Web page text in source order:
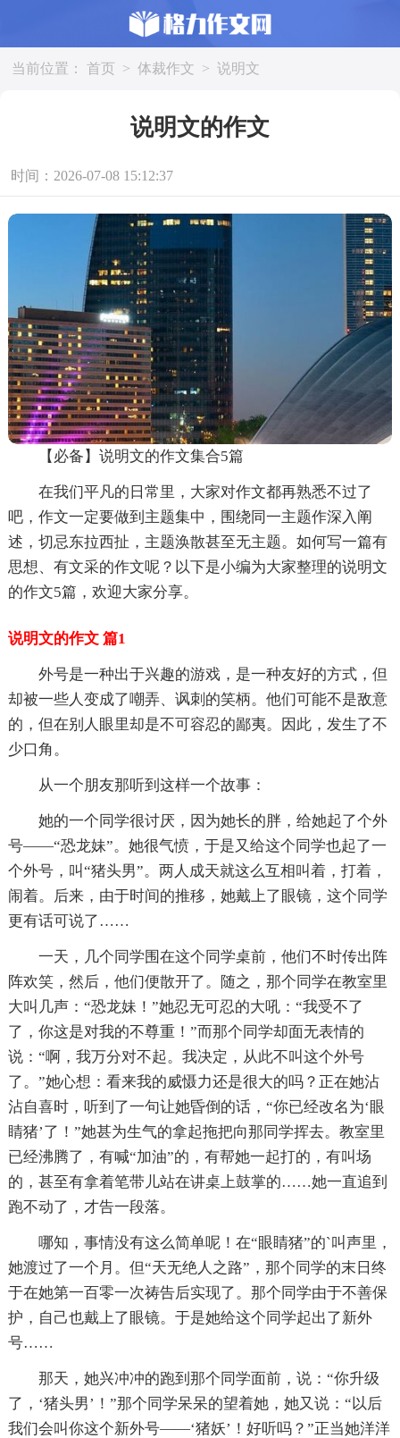
当前位置： 首页 > 体裁作文 > 说明文
说明文的作文
时间：2026-07-08 15:12:37
【必备】说明文的作文集合5篇
在我们平凡的日常里，大家对作文都再熟悉不过了
吧，作文一定要做到主题集中，围绕同一主题作深入阐
述，切忌东拉西扯，主题涣散甚至无主题。如何写一篇有
思想、有文采的作文呢？以下是小编为大家整理的说明文
的作文5篇，欢迎大家分享。
说明文的作文 篇1
外号是一种出于兴趣的游戏，是一种友好的方式，但
却被一些人变成了嘲弄、讽刺的笑柄。他们可能不是敌意
的，但在别人眼里却是不可容忍的鄙夷。因此，发生了不
少口角。
从一个朋友那听到这样一个故事：
她的一个同学很讨厌，因为她长的胖，给她起了个外
号——“恐龙妹”。她很气愤，于是又给这个同学也起了一
个外号，叫“猪头男”。两人成天就这么互相叫着，打着，
闹着。后来，由于时间的推移，她戴上了眼镜，这个同学
更有话可说了……
一天，几个同学围在这个同学桌前，他们不时传出阵
阵欢笑，然后，他们便散开了。随之，那个同学在教室里
大叫几声：“恐龙妹！”她忍无可忍的大吼：“我受不了
了，你这是对我的不尊重！”而那个同学却面无表情的
说：“啊，我万分对不起。我决定，从此不叫这个外号
了。”她心想：看来我的威慑力还是很大的吗？正在她沾
沾自喜时，听到了一句让她昏倒的话，“你已经改名为‘眼
睛猪’了！”她甚为生气的拿起拖把向那同学挥去。教室里
已经沸腾了，有喊“加油”的，有帮她一起打的，有叫场
的，甚至有拿着笔带儿站在讲桌上鼓掌的……她一直追到
跑不动了，才告一段落。
哪知，事情没有这么简单呢！在“眼睛猪”的`叫声里，
她渡过了一个月。但“天无绝人之路”，那个同学的末日终
于在她第一百零一次祷告后实现了。那个同学由于不善保
护，自己也戴上了眼镜。于是她给这个同学起出了新外
号……
那天，她兴冲冲的跑到那个同学面前，说：“你升级
了，‘猪头男’！”那个同学呆呆的望着她，她又说：“以后
我们会叫你这个新外号——‘猪妖’！好听吗？”正当她洋洋